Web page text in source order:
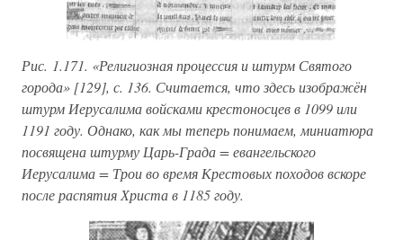
Рис. 1.171. «Религиозная процессия и штурм Святого
города» [129], с. 136. Считается, что здесь изображён
штурм Иерусалима войсками крестоносцев в 1099 или
1191 году. Однако, как мы теперь понимаем, миниатюра
посвящена штурму Царь-Града = евангельского
Иерусалима = Трои во время Крестовых походов вскоре
после распятия Христа в 1185 году.